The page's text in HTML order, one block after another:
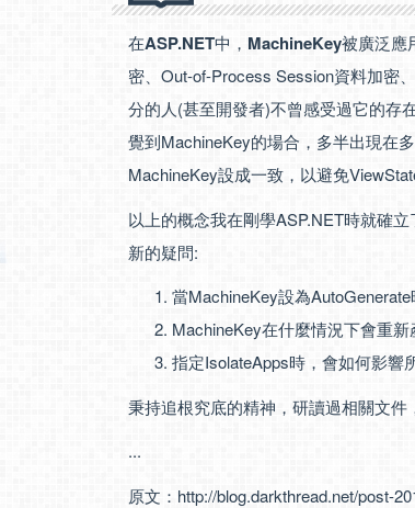
在ASP.NET中， MachineKey被廣泛應
密、Out-of-Process Session資料加密
分的人(甚至開發者)不曾感受過它的存
覺到MachineKey的場合，多半出現在
MachineKey設成一致，以避免
以上的概念我在剛學ASP.NET時就確
新的疑問:
當MachineKey設為
MachineKey在什麼情況下會重
指定IsolateApps時，會如何影響
秉持追根究底的精神，研讀過相關文
...
原文： http://blog.darkthread.net/post-